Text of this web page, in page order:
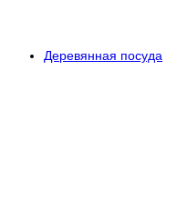
Деревянная посуда